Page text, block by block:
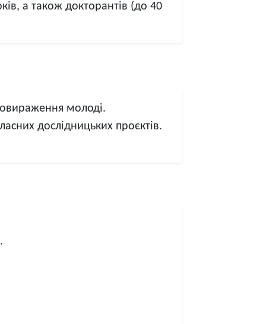
а також докторантів (до 40
молоді.
дослідницьких проєктів.